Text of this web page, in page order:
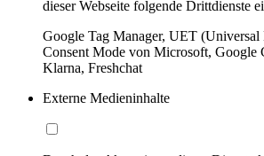
dieser Webseite folgende Drittdienste
Google Tag Manager, UET
Consent Mode von Microsoft, Google
Klarna, Freshchat
Externe Medieninhalte